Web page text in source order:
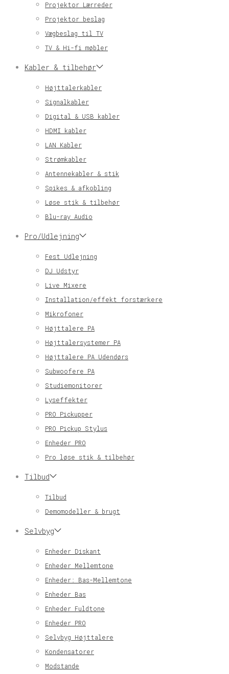
Projektor Lærreder
Projektor beslag
Vægbeslag til TV
TV & Hi-fi møbler
Kabler & tilbehør
Højttalerkabler
Signalkabler
Digital & USB kabler
HDMI kabler
LAN Kabler
Strømkabler
Antennekabler & stik
Spikes & afkobling
Løse stik & tilbehør
Blu-ray Audio
Pro/Udlejning
Fest Udlejning
DJ Udstyr
Live Mixere
Installation/effekt forstærkere
Mikrofoner
Højttalere PA
Højttalersystemer PA
Højttalere PA Udendørs
Subwoofere PA
Studiemonitorer
Lyseffekter
PRO Pickupper
PRO Pickup Stylus
Enheder PRO
Pro løse stik & tilbehør
Tilbud
Tilbud
Demomodeller & brugt
Selvbyg
Enheder Diskant
Enheder Mellemtone
Enheder: Bas-Mellemtone
Enheder Bas
Enheder Fuldtone
Enheder PRO
Selvbyg Højttalere
Kondensatorer
Modstande